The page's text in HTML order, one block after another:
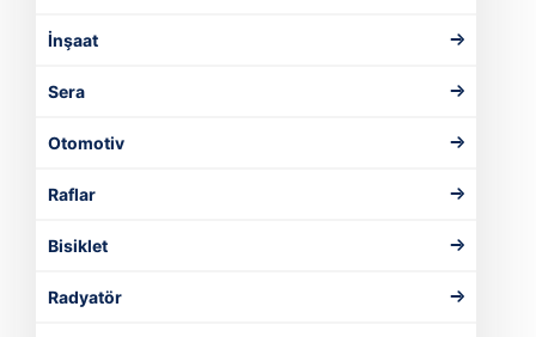
İnşaat
Sera
Otomotiv
Raflar
Bisiklet
Radyatör